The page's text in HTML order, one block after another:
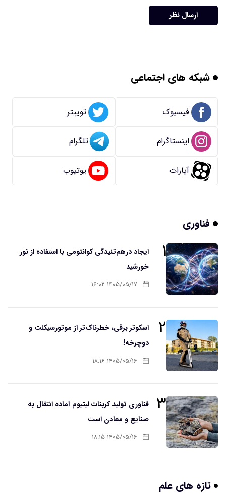
ارسال نظر
شبکه های اجتماعی
فیسبوک توییتر
اینستاگرام تلگرام
آپارات یوتیوب
فناوری
۱
ایجاد درهم‌تنیدگی کوانتومی با استفاده از نور
خورشید
۱۴۰۵/۰۵/۱۷ ۱۶:۰۲
۲
اسکوتر برقی، خطرناک‌تر از موتورسیکلت و
دوچرخه!
۱۴۰۵/۰۵/۱۶ ۱۸:۱۶
۳
فناوری تولید کربنات لیتیوم آماده انتقال به
صنایع و معادن است
۱۴۰۵/۰۵/۱۶ ۱۸:۱۵
تازه های علم